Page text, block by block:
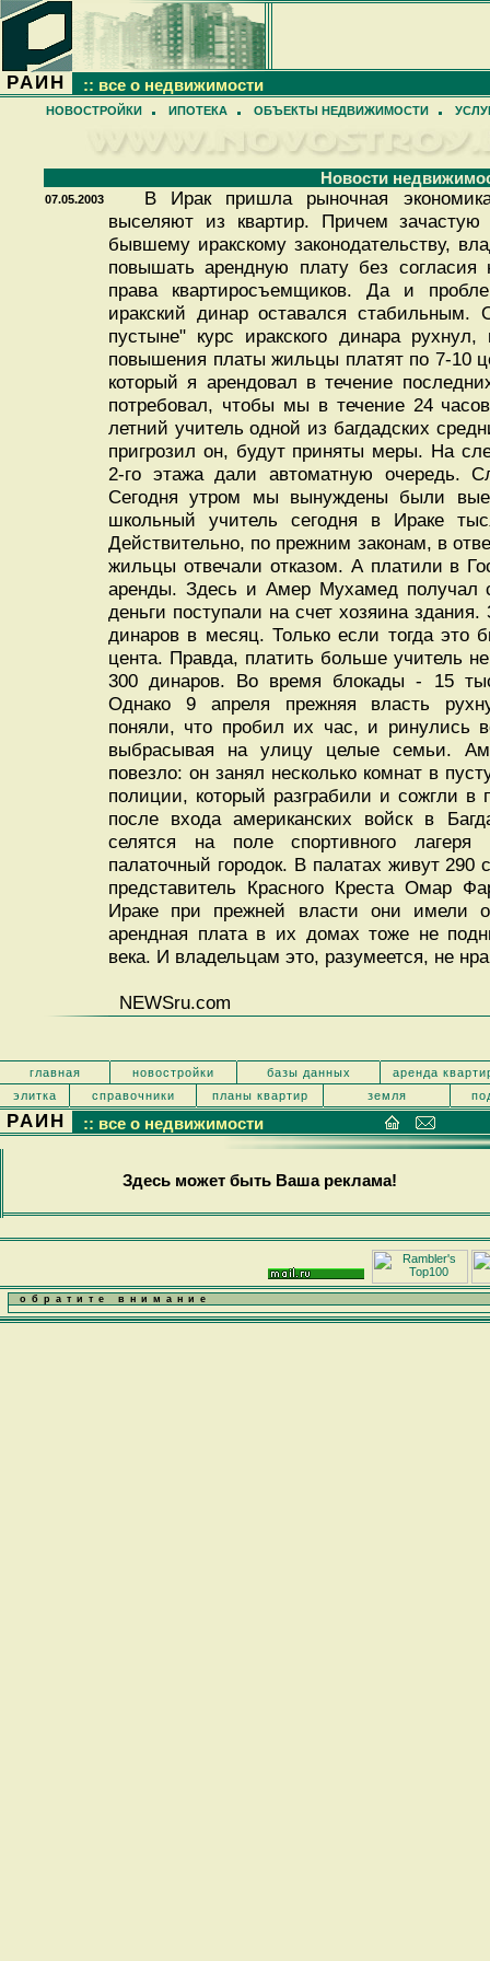
РАИН :: все о недвижимости
НОВОСТРОЙКИ ИПОТЕКА ОБЪЕКТЫ НЕДВИЖИМОСТИ
Новости
07.05.2003
В Ирак пришла рыночная
выселяют из квартир. Причем
бывшему иракскому законодательству,
повышать арендную плату без
права квартиросъемщиков. Да и
иракский динар оставался
пустыне" курс иракского динара
повышения платы жильцы платят по 7-10
который я арендовал в течение
потребовал, чтобы мы в течение 24
летний учитель одной из багдадских
пригрозил он, будут приняты меры. На
2-го этажа дали автоматную очередь.
Сегодня утром мы вынуждены были
школьный учитель сегодня в Ираке
Действительно, по прежним законам, в
жильцы отвечали отказом. А платили в
аренды. Здесь и Амер Мухамед получал
деньги поступали на счет хозяина
динаров в месяц. Только если тогда это
цента. Правда, платить больше учитель
300 динаров. Во время блокады - 15
Однако 9 апреля прежняя власть
поняли, что пробил их час, и ринулись
выбрасывая на улицу целые семьи.
повезло: он занял несколько комнат в
полиции, который разграбили и сожгли в
после входа американских войск в
селятся на поле спортивного
палаточный городок. В палатах живут 290
представитель Красного Креста Омар
Ираке при прежней власти они имели
арендная плата в их домах тоже не
века. И владельцам это, разумеется, не
NEWSru.com
главная новостройки базы данных
аренда
элитка
справочники планы квартир земля
РАИН :: все о недвижимости
Здесь может быть Ваша реклама!
обратите внимание